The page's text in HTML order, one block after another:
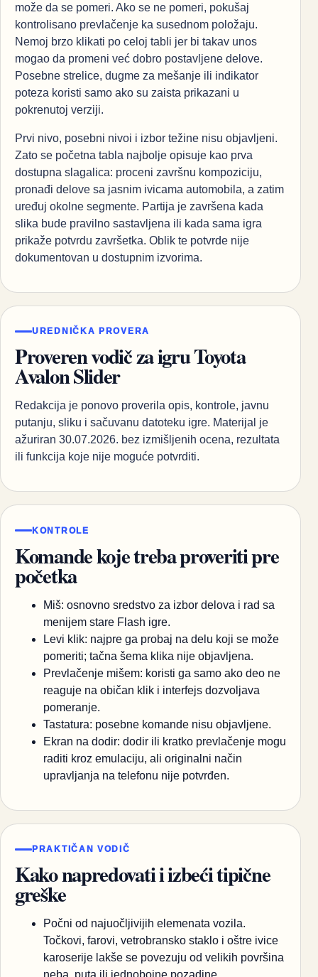
može da se pomeri. Ako se ne pomeri, pokušaj
kontrolisano prevlačenje ka susednom položaju.
Nemoj brzo klikati po celoj tabli jer bi takav unos
mogao da promeni već dobro postavljene delove.
Posebne strelice, dugme za mešanje ili indikator
poteza koristi samo ako su zaista prikazani u
pokrenutoj verziji.
Prvi nivo, posebni nivoi i izbor težine nisu objavljeni.
Zato se početna tabla najbolje opisuje kao prva
dostupna slagalica: proceni završnu kompoziciju,
pronađi delove sa jasnim ivicama automobila, a zatim
uređuj okolne segmente. Partija je završena kada
slika bude pravilno sastavljena ili kada sama igra
prikaže potvrdu završetka. Oblik te potvrde nije
dokumentovan u dostupnim izvorima.
UREDNIČKA PROVERA
Proveren vodič za igru Toyota
Avalon Slider
Redakcija je ponovo proverila opis, kontrole, javnu
putanju, sliku i sačuvanu datoteku igre. Materijal je
ažuriran 30.07.2026. bez izmišljenih ocena, rezultata
ili funkcija koje nije moguće potvrditi.
KONTROLE
Komande koje treba proveriti pre
početka
Miš: osnovno sredstvo za izbor delova i rad sa
menijem stare Flash igre.
Levi klik: najpre ga probaj na delu koji se može
pomeriti; tačna šema klika nije objavljena.
Prevlačenje mišem: koristi ga samo ako deo ne
reaguje na običan klik i interfejs dozvoljava
pomeranje.
Tastatura: posebne komande nisu objavljene.
Ekran na dodir: dodir ili kratko prevlačenje mogu
raditi kroz emulaciju, ali originalni način
upravljanja na telefonu nije potvrđen.
PRAKTIČAN VODIČ
Kako napredovati i izbeći tipične
greške
Počni od najuočljivijih elemenata vozila.
Točkovi, farovi, vetrobransko staklo i oštre ivice
karoserije lakše se povezuju od velikih površina